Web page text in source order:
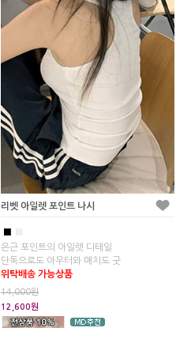
리벳 아일렛 포인트 나시
■
은근 포인트의 아일렛 디테일
단독으로도 아우터와 매치도 굿
위탁배송 가능상품
14,000원
12,600원